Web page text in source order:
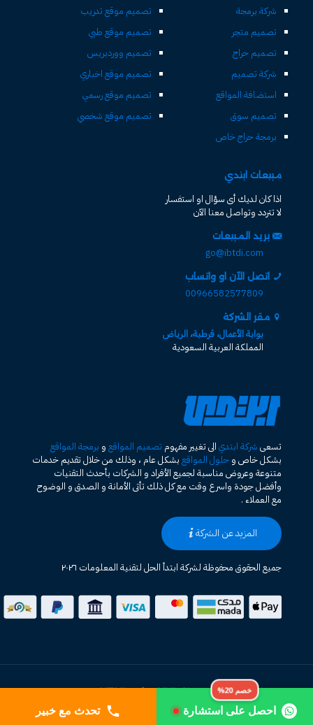
شركة برمجة
تصميم متجر
تصميم حراج
شركة تصميم
استضافة المواقع
تصميم سوق
برمجة حراج خاص
تصميم موقع تدريب
تصميم موقع طبي
تصميم ووردبريس
تصميم موقع اخباري
تصميم موقع رسمي
تصميم موقع شخصي
مبيعات ابتدي
اذا كان لديك أى سؤال او استفسار
لا تتردد وتواصل معنا الآن
بريد المبيعات
go@ibtdi.com
اتصل الآن او واتساب
00966582577809
مقر الشركة
بوابة الأعمال، قرطبة، الرياض
المملكة العربية السعودية
خصم 20%
احصل على استشارة تحدث مع خبير
تسعى شركة ابتدي الى تغيير مفهوم تصميم المواقع و برمجة المواقع
بشكل خاص و حلول المواقع بشكل عام ، وذلك من خلال تقديم خدمات
متنوعة وعروض مناسبة لجميع الأفراد و الشركات بأحدث التقنيات
وأفضل جودة واسرع وقت مع كل ذلك تأتى الأمانة و الصدق و الوضوح
مع العملاء .
المزيد عن الشركة
جميع الحقوق محفوظة لشركة ابتدأ الحل لتقنية المعلومات ٢٠٢٦
خريطة الموقع HTML | XML Sitemap